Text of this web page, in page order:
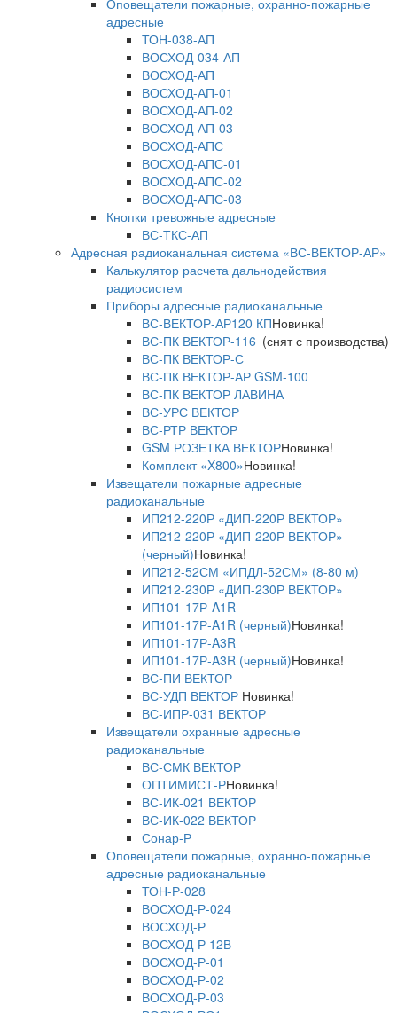
Оповещатели пожарные, охранно-пожарные
адресные
ТОН-038-АП
ВОСХОД-034-АП
ВОСХОД-АП
ВОСХОД-АП-01
ВОСХОД-АП-02
ВОСХОД-АП-03
ВОСХОД-АПС
ВОСХОД-АПС-01
ВОСХОД-АПС-02
ВОСХОД-АПС-03
Кнопки тревожные адресные
ВС-ТКС-АП
Адресная радиоканальная система «ВС-ВЕКТОР-АР»
Калькулятор расчета дальнодействия
радиосистем
Приборы адресные радиоканальные
ВС-ВЕКТОР-АР120 КПНовинка!
ВС-ПК ВЕКТОР-116 (снят с производства)
ВС-ПК ВЕКТОР-С
ВС-ПК ВЕКТОР-АР GSM-100
ВС-ПК ВЕКТОР ЛАВИНА
ВС-УРС ВЕКТОР
ВС-РТР ВЕКТОР
GSM РОЗЕТКА ВЕКТОРНовинка!
Комплект «X800»Новинка!
Извещатели пожарные адресные
радиоканальные
ИП212-220Р «ДИП-220Р ВЕКТОР»
ИП212-220Р «ДИП-220Р ВЕКТОР»
(черный)Новинка!
ИП212-52СМ «ИПДЛ-52СМ» (8-80 м)
ИП212-230Р «ДИП-230Р ВЕКТОР»
ИП101-17Р-A1R
ИП101-17Р-A1R (черный)Новинка!
ИП101-17Р-A3R
ИП101-17Р-A3R (черный)Новинка!
ВС-ПИ ВЕКТОР
ВС-УДП ВЕКТОР Новинка!
ВС-ИПР-031 ВЕКТОР
Извещатели охранные адресные
радиоканальные
ВС-СМК ВЕКТОР
ОПТИМИСТ-РНовинка!
ВС-ИК-021 ВЕКТОР
ВС-ИК-022 ВЕКТОР
Сонар-Р
Оповещатели пожарные, охранно-пожарные
адресные радиоканальные
ТОН-Р-028
ВОСХОД-Р-024
ВОСХОД-Р
ВОСХОД-Р 12В
ВОСХОД-Р-01
ВОСХОД-Р-02
ВОСХОД-Р-03